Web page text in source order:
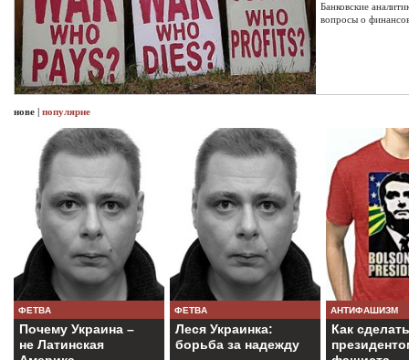
Банковские
вопросы о
нове | популярне
ФЕТВА
Почему Украина –
не Латинская
ФЕТВА
Леся Украинка:
борьба за надежду
АНТИФАШИЗМ
Как сделать